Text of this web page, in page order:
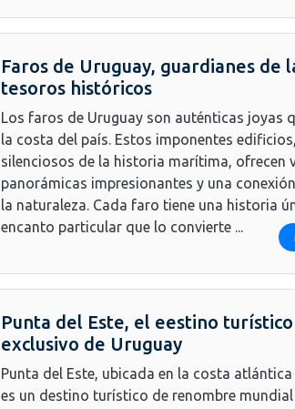
Faros de Uruguay, guardianes de
tesoros históricos
Los faros de Uruguay son auténticas joyas
la costa del país. Estos imponentes
silenciosos de la historia marítima, ofrecen
panorámicas impresionantes y una
la naturaleza. Cada faro tiene una historia
encanto particular que lo convierte ...
Punta del Este, el eestino
exclusivo de Uruguay
Punta del Este, ubicada en la costa atlántica
es un destino turístico de renombre